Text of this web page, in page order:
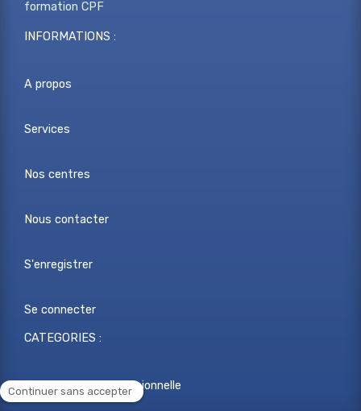
formation CPF
INFORMATIONS :
A propos
Services
Nos centres
Nous contacter
S'enregistrer
Se connecter
CATEGORIES :
Reconversion professionnelle